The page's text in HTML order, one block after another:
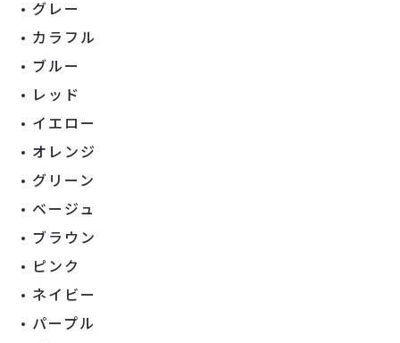
グレー
カラフル
ブルー
レッド
イエロー
オレンジ
グリーン
ベージュ
ブラウン
ピンク
ネイビー
パープル